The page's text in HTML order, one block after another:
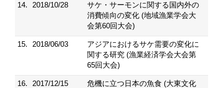
14. 2018/10/28
サケ・サーモンに関する国内外の
消費傾向の変化 (地域漁業学会大
会第60回大会)
15. 2018/06/03
アジアにおけるサケ需要の変化に
関する研究 (漁業経済学会大会第
65回大会)
16. 2017/12/15
危機に立つ日本の魚食 (大東文化